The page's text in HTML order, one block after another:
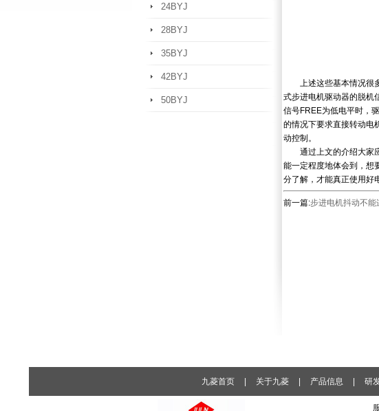
24BYJ
28BYJ
35BYJ
42BYJ
50BYJ
上述这些基本情况很多
式步进电机驱动器的脱机
信号FREE为低电平时，
的情况下要求直接转动电
动控制。
通过上文的介绍大家应
能一定程度地体会到，想
分了解，才能真正使用好
前一篇:步进电机抖动不
九菱首页 关于九菱 产品信息 研